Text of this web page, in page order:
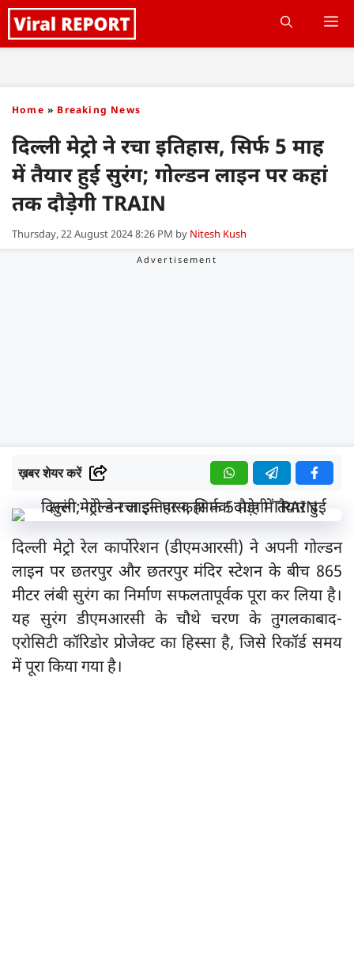
Skip
to
Home » Breaking News
दिल्ली मेट्रो ने रचा इतिहास, सिर्फ 5 माह
में तैयार हुई सुरंग; गोल्डन लाइन पर कहां
तक दौड़ेगी TRAIN
Thursday, 22 August 2024 8:26 PM by Nitesh Kush
ख़बर शेयर करें
दिल्ली मेट्रो रेल कार्पोरेशन (डीएमआरसी) ने अपनी गोल्डन
लाइन पर छतरपुर और छतरपुर मंदिर स्टेशन के बीच 865
मीटर लंबी सुरंग का निर्माण सफलतापूर्वक पूरा कर लिया है।
यह सुरंग डीएमआरसी के चौथे चरण के तुगलकाबाद-
एरोसिटी कॉरिडोर प्रोजेक्ट का हिस्सा है, जिसे रिकॉर्ड समय
में पूरा किया गया है।